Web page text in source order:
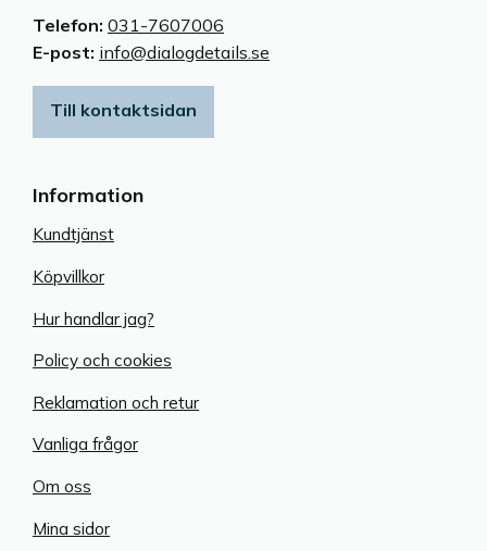
Information
Kundtjänst
Köpvillkor
Hur handlar jag?
Policy och cookies
Reklamation och retur
Vanliga frågor
Om oss
Mina sidor
Telefon: 031-7607006
E-post: info@dialogdetails.se
Till kontaktsidan